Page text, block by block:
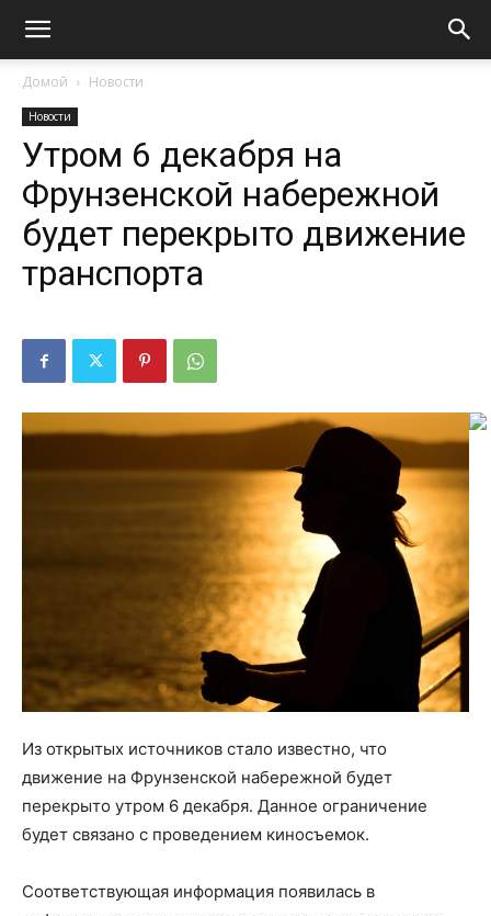
Домой Новости
Новости
Утром 6 декабря на
Фрунзенской набережной
будет перекрыто движение
транспорта
Из открытых источников стало известно, что
движение на Фрунзенской набережной будет
перекрыто утром 6 декабря. Данное ограничение
будет связано с проведением киносъемок.
Соответствующая информация появилась в